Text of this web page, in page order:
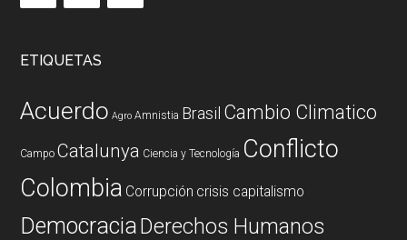
ETIQUETAS
Acuerdo Agro Amnistia Brasil Cambio Climatico
Campo Catalunya Ciencia y Tecnología Conflicto
Colombia Corrupción crisis capitalismo
DemocraciaDerechos Humanos